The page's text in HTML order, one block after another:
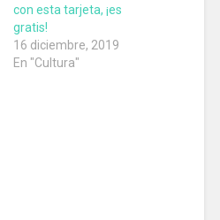
con esta tarjeta, ¡es
gratis!
16 diciembre, 2019
En "Cultura"